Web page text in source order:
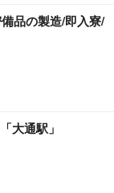
品の製造/即入寮/
大通駅」